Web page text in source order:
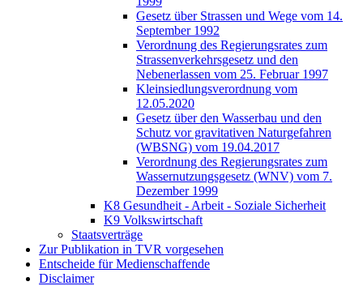
Gesetz über Strassen und Wege vom 14.
September 1992
Verordnung des Regierungsrates zum
Strassenverkehrsgesetz und den
Nebenerlassen vom 25. Februar 1997
Kleinsiedlungsverordnung vom
12.05.2020
Gesetz über den Wasserbau und den
Schutz vor gravitativen Naturgefahren
(WBSNG) vom 19.04.2017
Verordnung des Regierungsrates zum
Wassernutzungsgesetz (WNV) vom 7.
Dezember 1999
K8 Gesundheit - Arbeit - Soziale Sicherheit
K9 Volkswirtschaft
Staatsverträge
Zur Publikation in TVR vorgesehen
Entscheide für Medienschaffende
Disclaimer